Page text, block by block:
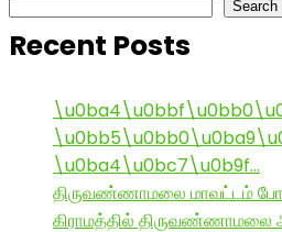
Search
Recent Posts
\u0ba4\u0bc7\u0b9f…
திருவண்ணாமலை மாவட்டம்
கிராமத்தில் திருவண்ணாமலை